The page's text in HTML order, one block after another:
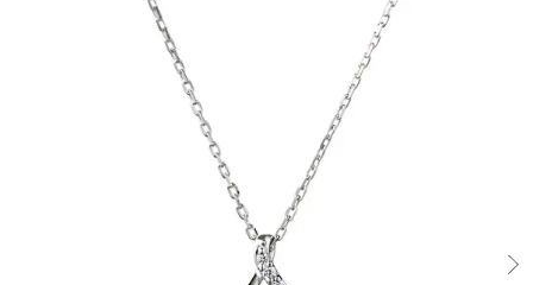
人気検索キーワード
#ダイヤモンド ネックレス
#ペア #エタニティ